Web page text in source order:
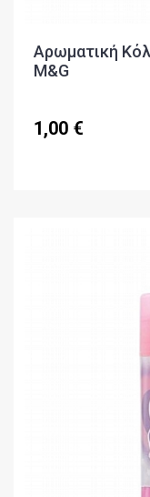
Αρωματική
M&G
1,00 €